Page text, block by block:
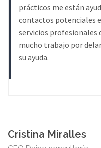
prácticos me están
contactos potenciales
servicios profesionales
mucho trabajo por
su ayuda.
Cristina Miralles